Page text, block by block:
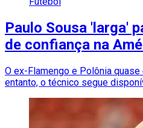
Paulo Sousa 'larga'
de confiança na
O ex-Flamengo e Polônia
entanto, o técnico segue